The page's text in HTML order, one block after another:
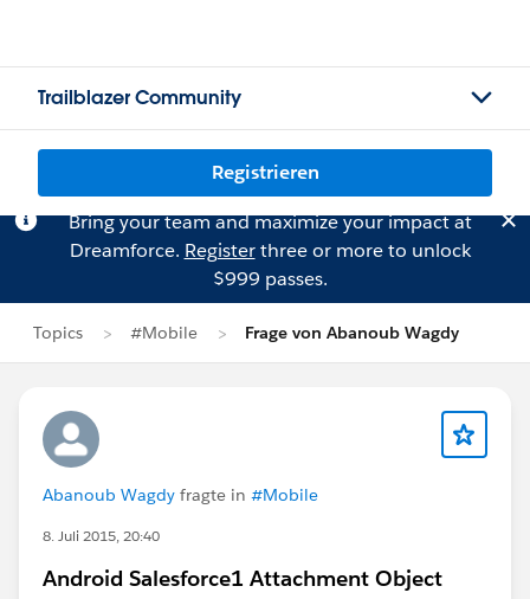
Trailblazer Community
Registrieren
Bring your team and maximize your impact at
Dreamforce. Registerthree or more to unlock
$999 passes.
Topics #Mobile Frage von Abanoub Wagdy
Abanoub Wagdy fragte in #Mobile
8. Juli 2015, 20:40
Android Salesforce1 Attachment Object